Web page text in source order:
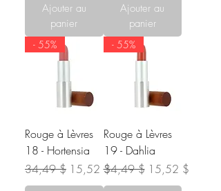
Ajouter au
panier
Ajouter au
panier
- 55%
Rouge à Lèvres
18 - Hortensia
Prix original
34,49 $ Prix promotionnel
15,52 $
- 55%
Rouge à Lèvres
19 - Dahlia
Prix original
34,49 $ Prix promotionnel
15,52 $